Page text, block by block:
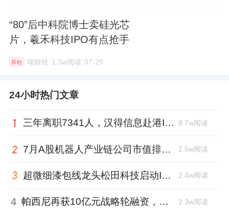
“80”后中科院博士卖硅光芯
片，羲禾科技IPO有点抢手
原创 瑞财经 1.3w阅读 07-29
24小时热门文章
三年离职7341人，汉得信息赴港IPO前欠缴社保1.55亿元 8.7w阅读
7月A股机器人产业链公司市值排行：大族激光跌去四成，奥比中光跻身前三 2.5w阅读
超微细漆包线龙头松田科技启动IPO：东方证券辅导，君联资本加持 2.4w阅读
4 帕西尼再获10亿元战略轮融资，注册地从深圳迁至北京 2.3w阅读